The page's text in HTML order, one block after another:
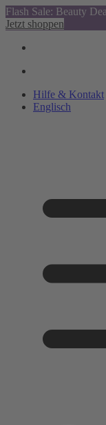
Flash Sale: Beauty
Jetzt shoppen
Hilfe & Kontakt
Englisch